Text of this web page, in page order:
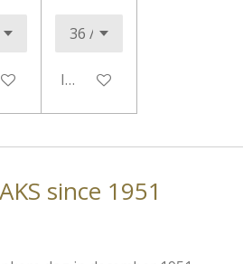
In winkelwagen
since 1951